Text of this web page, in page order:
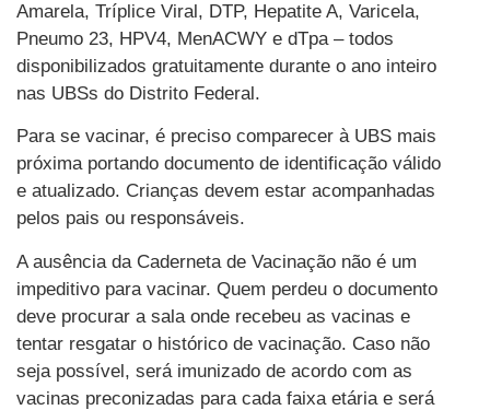
Amarela, Tríplice Viral, DTP, Hepatite A, Varicela,
Pneumo 23, HPV4, MenACWY e dTpa – todos
disponibilizados gratuitamente durante o ano inteiro
nas UBSs do Distrito Federal.
Para se vacinar, é preciso comparecer à UBS mais
próxima portando documento de identificação válido
e atualizado. Crianças devem estar acompanhadas
pelos pais ou responsáveis.
A ausência da Caderneta de Vacinação não é um
impeditivo para vacinar. Quem perdeu o documento
deve procurar a sala onde recebeu as vacinas e
tentar resgatar o histórico de vacinação. Caso não
seja possível, será imunizado de acordo com as
vacinas preconizadas para cada faixa etária e será